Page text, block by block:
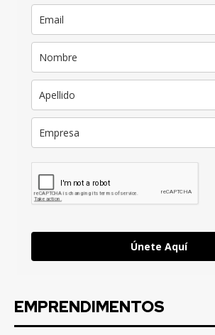
Únete Aquí
EMPRENDIMENTOS